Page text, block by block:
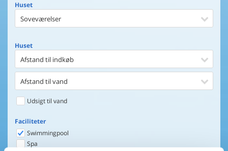
Huset
Soveværelser
Huset
Afstand til indkøb
Afstand til vand
Udsigt til vand
Faciliteter
Swimmingpool
Spa